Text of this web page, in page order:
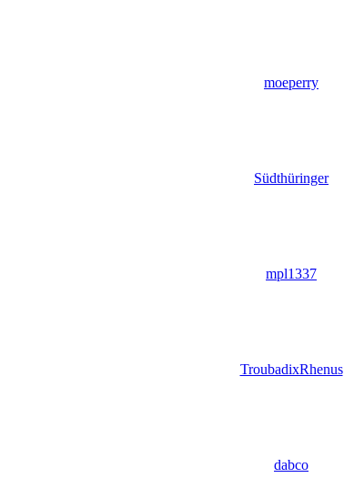
moeperry
Südthüringer
mpl1337
TroubadixRhenus
dabco